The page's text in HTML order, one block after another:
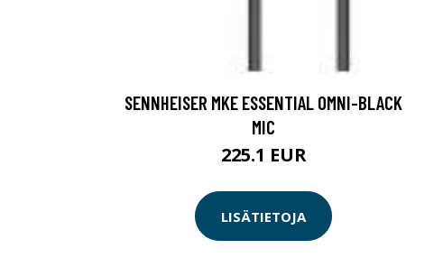
SENNHEISER MKE ESSENTIAL OMNI-BLACK
MIC
225.1 EUR
LISÄTIETOJA